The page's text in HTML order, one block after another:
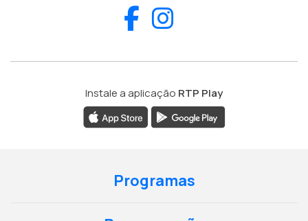
Facebook
Instale a aplicação RTP Play
Programas